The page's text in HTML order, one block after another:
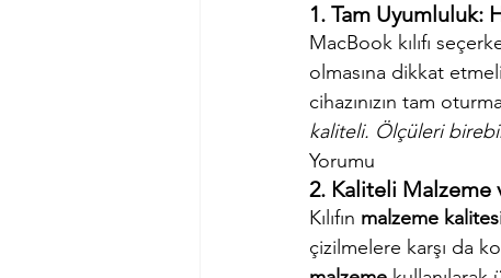
1. Tam Uyumluluk:
MacBook kılıfı
olmasına dikkat
cihazınızın tam
kaliteli. Ölçüleri
Yorumu
2. Kaliteli Malzeme
Kılıfın malzeme
çizilmelere karşı da